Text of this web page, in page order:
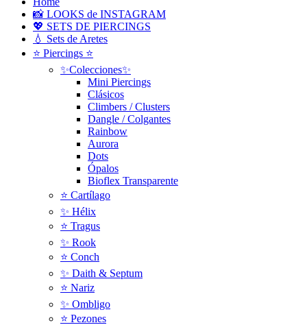
📸 LOOKS de INSTAGRAM
💖 SETS DE PIERCINGS
💧 Sets de Aretes
⭐ Piercings ⭐
✨Colecciones✨
Mini Piercings
Clásicos
Climbers / Clusters
Dangle / Colgantes
Rainbow
Aurora
Dots
Ópalos
Bioflex Transparente
⭐️ Cartílago
✨ Hélix
⭐ Tragus
✨ Rook
⭐️ Conch
✨ Daith & Septum
⭐️ Nariz
✨ Ombligo
⭐️ Pezones